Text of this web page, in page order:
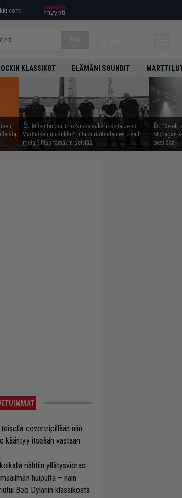
KLASSIKOT ELÄMÄNI SOUNDIT MARTTI
5. Miten taipuu Trio Niskalaukaukselta Jenni
Vartiaisen musiikki? Entäpä ruotsalainen death
metal? Pian tämäkin selviää
6. ”Se oli
McKagan
pestiään
covertripillään niin
kääntyy itseään vastaan
nähtiin yllätysvieras
huipulta – näin
Bob Dylanin klassikosta